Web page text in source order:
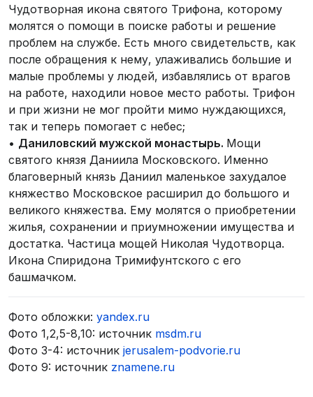
Чудотворная икона святого Трифона, которому
молятся о помощи в поиске работы и решение
проблем на службе. Есть много свидетельств, как
после обращения к нему, улаживались большие и
малые проблемы у людей, избавлялись от врагов
на работе, находили новое место работы. Трифон
и при жизни не мог пройти мимо нуждающихся,
так и теперь помогает с небес;
• Даниловский мужской монастырь. Мощи
святого князя Даниила Московского. Именно
благоверный князь Даниил маленькое захудалое
княжество Московское расширил до большого и
великого княжества. Ему молятся о приобретении
жилья, сохранении и приумножении имущества и
достатка. Частица мощей Николая Чудотворца.
Икона Спиридона Тримифунтского с его
башмачком.
Фото обложки: yandex.ru
Фото 1,2,5-8,10: источник msdm.ru
Фото 3-4: источник jerusalem-podvorie.ru
Фото 9: источник znamene.ru